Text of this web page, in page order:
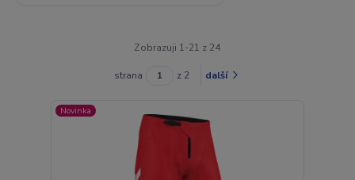
Zobrazuji 1-21 z 24
strana z 2 další
Novinka